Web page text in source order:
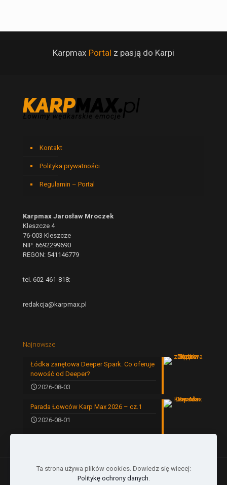
Karpmax Portal z pasją do Karpi
Kontakt
Polityka prywatności
Regulamin – Portal
Karpmax Jarosław Mroczek
Kleszcze 4
76-003 Kleszcze
NIP: 6692299690
REGON: 541146779
tel. 602-461-818;
redakcja@karpmax.pl
Najnowsze
Łódka zanętowa Deeper Spark. Co oferuje
nowość od Deeper?
2026-08-03
Parada Łowców Karp Max 2026 – cz.1
2026-08-01
Ta strona używa plików cookies. Dowiedz się wiecej:
Politykę ochrony danych.